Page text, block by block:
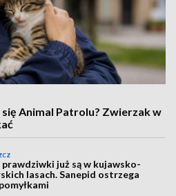
Animal Patrolu? Zwierzak w
już są w kujawsko-
lasach. Sanepid ostrzega